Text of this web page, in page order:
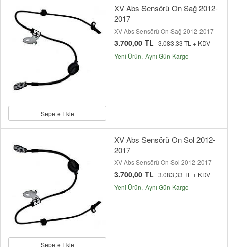
Sepete Ekle
XV Abs Sensörü On Sağ 2012-
2017
XV Abs Sensörü On Sağ 2012-2017
3.700,00 TL 3.083,33 TL + KDV
Yeni Ürün Aynı Gün Kargo
Sepete Ekle
XV Abs Sensörü On Sol 2012-
2017
XV Abs Sensörü On Sol 2012-2017
3.700,00 TL 3.083,33 TL + KDV
Yeni Ürün Aynı Gün Kargo